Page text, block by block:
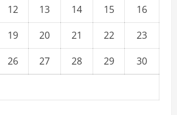
12 13 14 15
16
19 20 21 22
23
26 27 28 29
30